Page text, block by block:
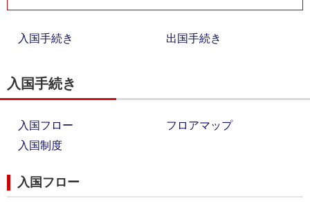
入国手続き 出国手続き
入国手続き
入国フロー
フロアマップ
入国制度
入国フロー